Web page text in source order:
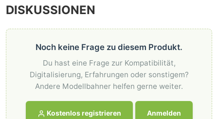
DISKUSSIONEN
Noch keine Frage zu diesem Produkt.
Du hast eine Frage zur Kompatibilität,
Digitalisierung, Erfahrungen oder sonstigem?
Andere Modellbahner helfen gerne weiter.
Kostenlos registrieren Anmelden